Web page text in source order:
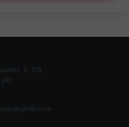
8, 17В